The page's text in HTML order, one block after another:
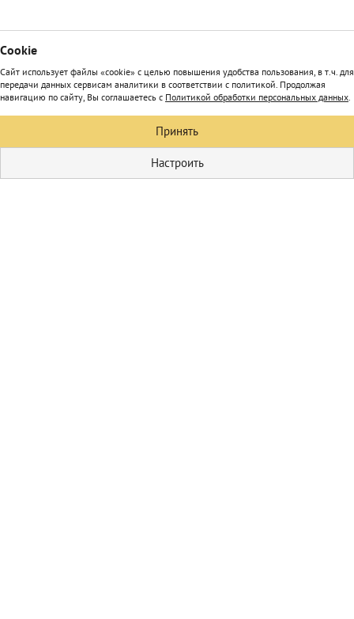
Сookie
Сайт использует файлы «cookie» с целью повышения удобства пользования, в т.ч. для
передачи данных сервисам аналитики в соответствии с политикой. Продолжая
навигацию по сайту, Вы соглашаетесь с Политикой обработки персональных данных.
Принять
Настроить